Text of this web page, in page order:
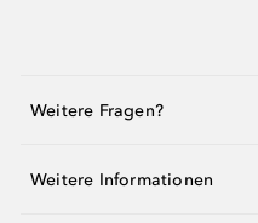
Weitere Fragen?
Weitere Informationen